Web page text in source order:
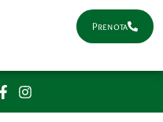
Prenota